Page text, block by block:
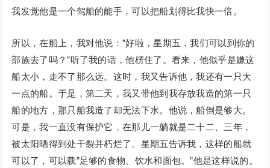
我发觉他是一个驾船的能手，可以把船划得比我快一倍。
所以，在船上，我对他说：”好啦，星期五，我们可以到你的
部族去了吗？”听了我的话，他楞住了。看来，他似乎是嫌这
船太小，走不了那么远。这时，我又告诉他，我还有一只大
一点的船。于是，第二天，我又带他到我存放我造的第一只
船的地方，那只船我造了却无法下水。他说，船倒是够大。
可是，我一直没有保护它，在那儿一躺就是二十二、三年，
被太阳晒得到处干裂并朽烂了。星期五告诉我，这样的船就
可以了，可以载”足够的食物、饮水和面包。”他是这样说的。